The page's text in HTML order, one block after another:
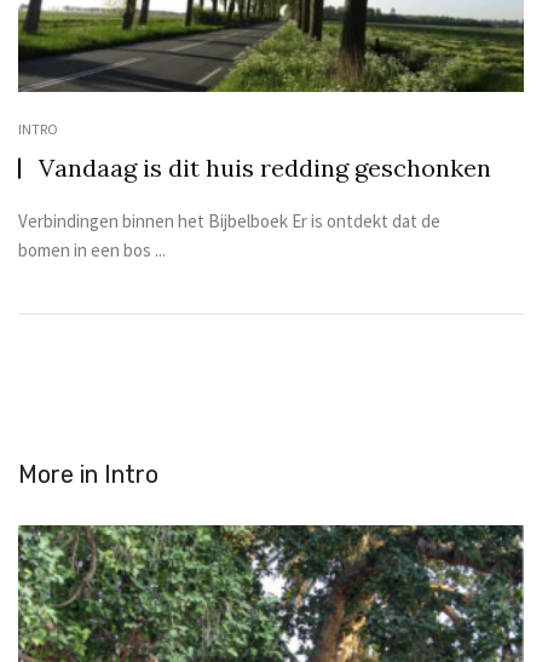
INTRO
Vandaag is dit huis redding geschonken
Verbindingen binnen het Bijbelboek Er is ontdekt dat de
bomen in een bos ...
More in Intro